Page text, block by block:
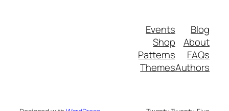
Blog
About
FAQs
Authors
Events
Shop
Patterns
Themes